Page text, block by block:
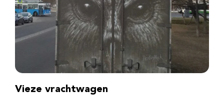
Vieze vrachtwagen